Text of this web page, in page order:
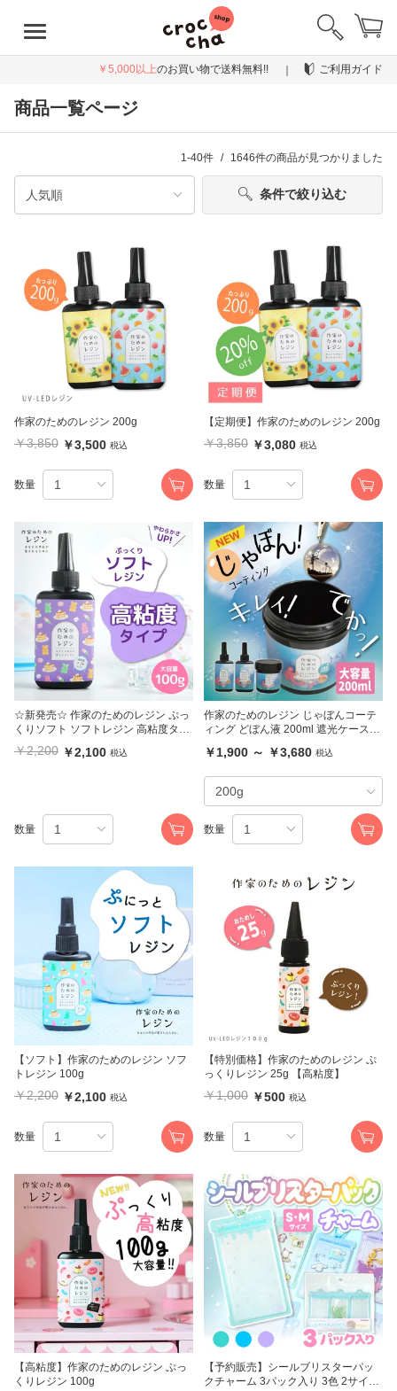
￥5,000以上のお買い物で送料無料!! ご利用ガイド
商品一覧ページ
1-40件 1646件の商品が見つかりました
条件で絞り込む
作家のためのレジン 200g
￥3,850 ￥3,500 税込
数量
【定期便】作家のためのレジン 200g
￥3,850 ￥3,080 税込
数量
☆新発売☆ 作家のためのレジン ぷっ
くりソフト ソフトレジン 高粘度タイ
プ 100g
￥2,200 ￥2,100 税込
数量
作家のためのレジン じゃぼんコーテ
ィング どぼん液 200ml 遮光ケース付
￥1,900 ～ ￥3,680 税込
数量
【ソフト】作家のためのレジン ソフ
トレジン 100g
￥2,200 ￥2,100 税込
数量
【特別価格】作家のためのレジン ぷ
っくりレジン 25g 【高粘度】
￥1,000 ￥500 税込
数量
【高粘度】作家のためのレジン ぷっ
くりレジン 100g
【予約販売】シールブリスターパッ
クチャーム 3パック入り 3色 2サイズ